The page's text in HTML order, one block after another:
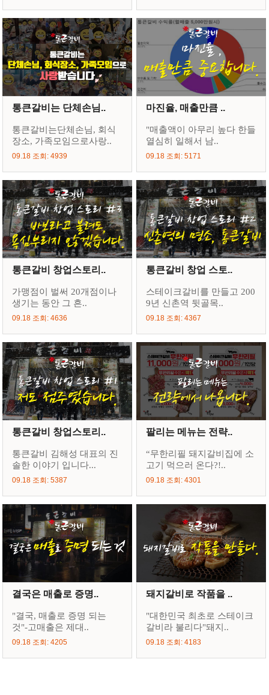
통큰갈비는 단체손님..
통큰갈비는단체손님, 회식
장소, 가족모임으로사랑..
09.18 조회: 4939
마진율, 매출만큼 ..
"매출액이 아무리 높다 한들
열심히 일해서 남..
09.18 조회: 5171
통큰갈비 창업스토리..
가맹점이 벌써 20개점이나
생기는 동안 그 흔..
09.18 조회: 4636
통큰갈비 창업 스토..
스테이크갈비를 만들고 200
9년 신촌역 뒷골목..
09.18 조회: 4367
통큰갈비 창업스토리..
통큰갈비 김해성 대표의 진
솔한 이야기 입니다...
09.18 조회: 5387
팔리는 메뉴는 전략..
“무한리필 돼지갈비집에 소
고기 먹으러 온다?!..
09.18 조회: 4301
결국은 매출로 증명..
"결국, 매출로 증명 되는
것"-고매출은 제대..
09.18 조회: 4205
돼지갈비로 작품을 ..
"대한민국 최초로 스테이크
갈비라 불리다"돼지..
09.18 조회: 4183